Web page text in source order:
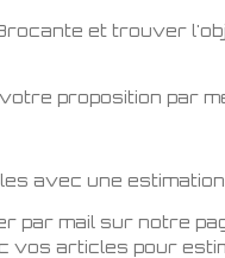
et trouver
proposition par
avec une
mail sur notre
vos articles pour